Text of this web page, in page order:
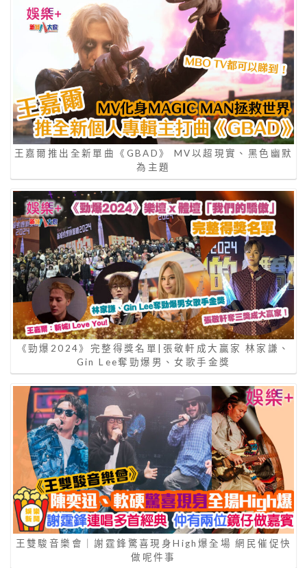
王嘉爾推出全新單曲《GBAD》 MV以超現實、黑色幽默
為主題
《勁爆2024》完整得獎名單|張敬軒成大贏家 林家謙、
Gin Lee奪勁爆男、女歌手金獎
王雙駿音樂會｜謝霆鋒驚喜現身High爆全場 網民催促快
做呢件事